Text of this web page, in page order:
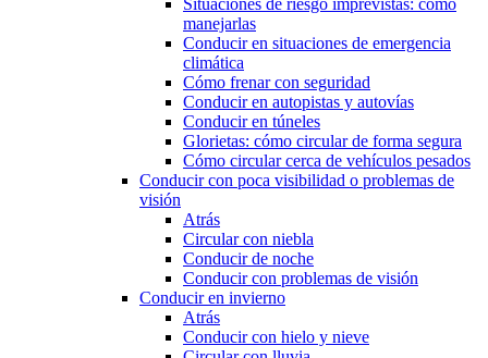
Situaciones de riesgo imprevistas: cómo
manejarlas
Conducir en situaciones de emergencia
climática
Cómo frenar con seguridad
Conducir en autopistas y autovías
Conducir en túneles
Glorietas: cómo circular de forma segura
Cómo circular cerca de vehículos pesados
Conducir con poca visibilidad o problemas de
visión
Atrás
Circular con niebla
Conducir de noche
Conducir con problemas de visión
Conducir en invierno
Atrás
Conducir con hielo y nieve